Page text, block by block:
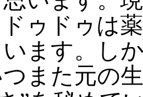
ゥドゥは
ます。し
また元の